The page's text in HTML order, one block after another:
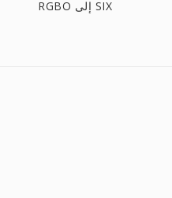
RGBO إلى SIX